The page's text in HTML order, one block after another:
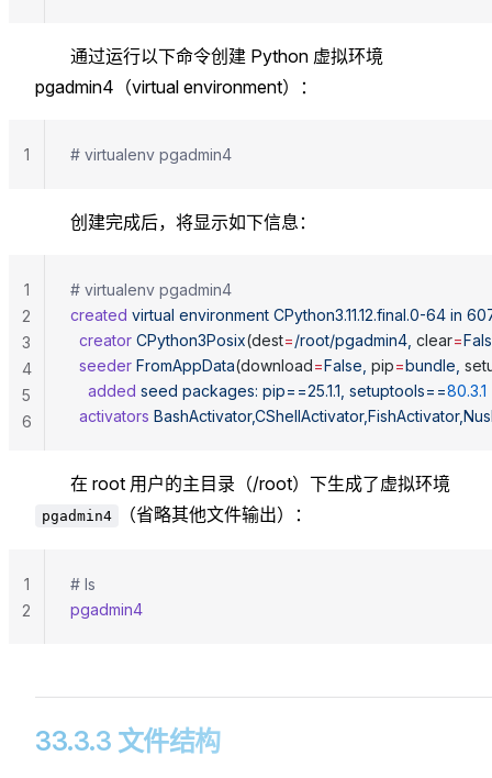
通过运行以下命令创建 Python 虚拟环境
pgadmin4（virtual environment）：
# virtualenv pgadmin4
1
创建完成后，将显示如下信息：
# virtualenv pgadmin4
created virtual environment CPython3.11.12.final.0-64 in
  creator
CPython3Posix(dest=/root/pgadmin4, clear=
  seeder
FromAppData(download=False, pip=bundle,
    added
seed packages: pip==25.1.1, setuptools==80.3.1
  activators
1
2
3
4
5
6
在 root 用户的主目录（/root）下生成了虚拟环境
pgadmin4 （省略其他文件输出）：
# ls
pgadmin4
1
2
33.3.3 文件结构